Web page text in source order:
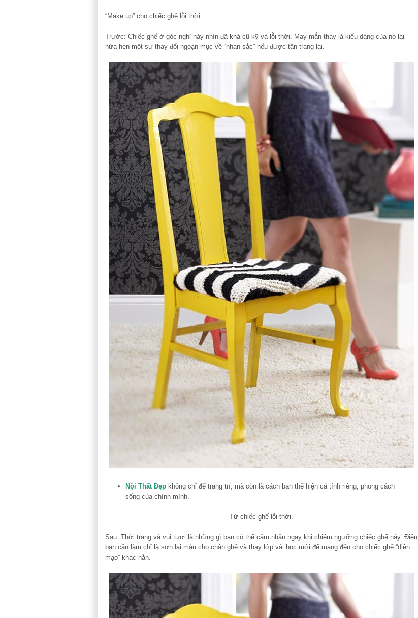
“Make up” cho chiếc ghế lỗi thời
Trước: Chiếc ghế ở góc nghỉ này nhìn đã khá cũ kỹ và lỗi thời. May mắn thay là kiểu dáng của nó lại
hứa hẹn một sự thay đổi ngoạn mục về “nhan sắc” nếu được tân trang lại.
Nội Thất Đẹp không chỉ để trang trí, mà còn là cách bạn thể hiện cá tính riêng, phong cách
sống của chính mình.
Từ chiếc ghế lỗi thời.
Sau: Thời trang và vui tươi là những gì bạn có thể cảm nhận ngay khi chiêm ngưỡng chiếc ghế này. Điều
bạn cần làm chỉ là sơn lại màu cho chân ghế và thay lớp vải bọc mới để mang đến cho chiếc ghế “diện
mạo” khác hẳn.